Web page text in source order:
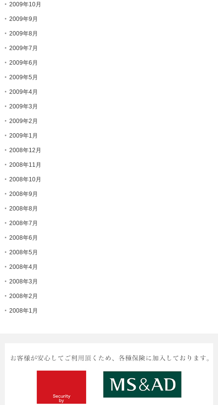
2009年10月
2009年9月
2009年8月
2009年7月
2009年6月
2009年5月
2009年4月
2009年3月
2009年2月
2009年1月
2008年12月
2008年11月
2008年10月
2008年9月
2008年8月
2008年7月
2008年6月
2008年5月
2008年4月
2008年3月
2008年2月
2008年1月